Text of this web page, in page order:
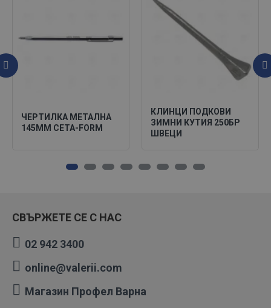
ЧЕРТИЛКА МЕТАЛНА
145ММ CETA-FORM
КЛИНЦИ ПОДКОВИ
ЗИМНИ КУТИЯ 250БР
ШВЕЦИ
СВЪРЖЕТЕ СЕ С НАС
02 942 3400
online@valerii.com
Магазин Профел Варна